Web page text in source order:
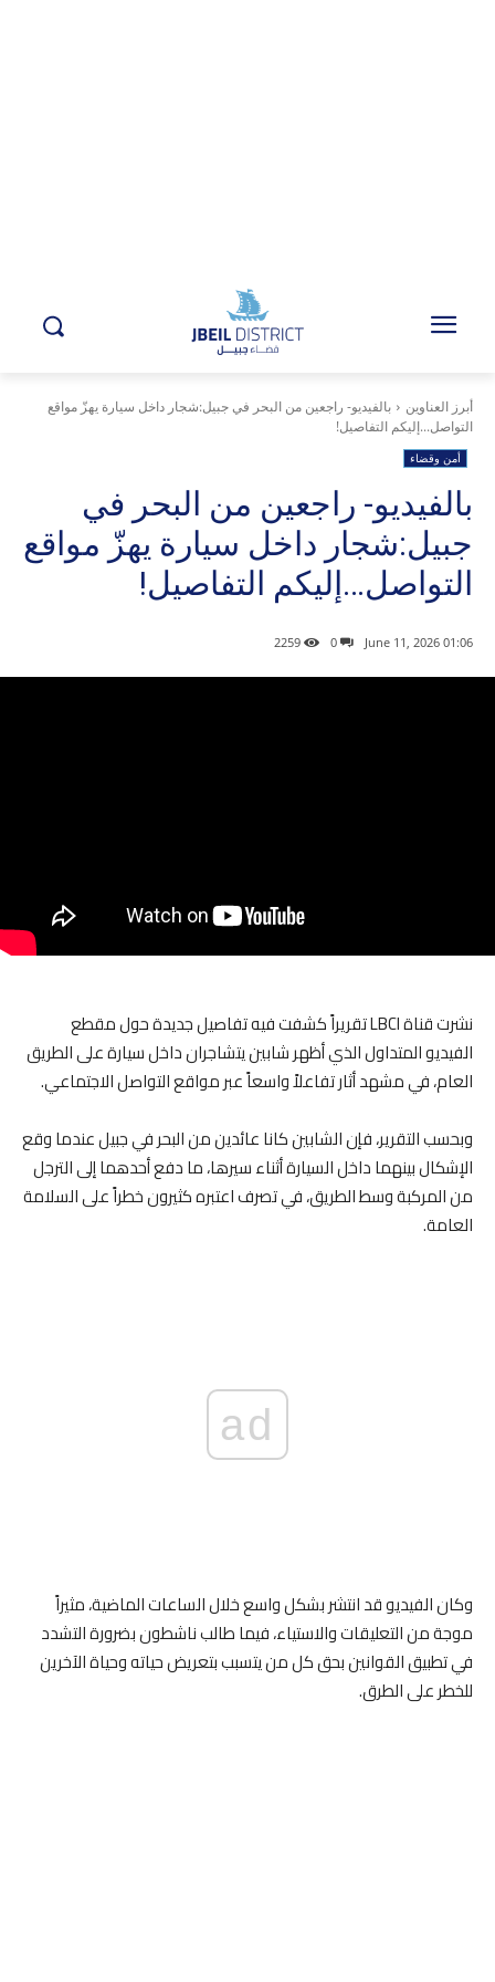
أبرز العناوين
بالفيديو- راجعين من البحر في جبيل:شجار داخل سيارة يهزّ مواقع
التواصل...إليكم التفاصيل!
أمن وقضاء
بالفيديو- راجعين من البحر في
جبيل:شجار داخل سيارة يهزّ مواقع
التواصل…إليكم التفاصيل!
01:06 2026 ,June 11
0
2259
نشرت قناة LBCI تقريراً كشفت فيه تفاصيل جديدة حول مقطع
الفيديو المتداول الذي أظهر شابين يتشاجران داخل سيارة على الطريق
العام، في مشهد أثار تفاعلاً واسعاً عبر مواقع التواصل الاجتماعي.
وبحسب التقرير، فإن الشابين كانا عائدين من البحر في جبيل عندما وقع
الإشكال بينهما داخل السيارة أثناء سيرها، ما دفع أحدهما إلى الترجل
من المركبة وسط الطريق، في تصرف اعتبره كثيرون خطراً على السلامة
العامة.
ad
وكان الفيديو قد انتشر بشكل واسع خلال الساعات الماضية، مثيراً
موجة من التعليقات والاستياء، فيما طالب ناشطون بضرورة التشدد
في تطبيق القوانين بحق كل من يتسبب بتعريض حياته وحياة الآخرين
للخطر على الطرق.